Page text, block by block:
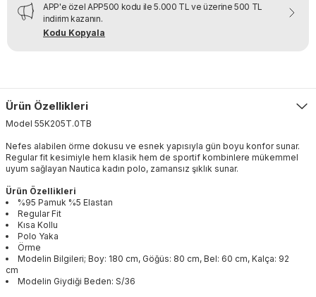
APP'e özel APP500 kodu ile 5.000 TL ve üzerine 500 TL
indirim kazanın.
Kodu Kopyala
Ürün Özellikleri
Model 55K205T.0TB
Nefes alabilen örme dokusu ve esnek yapısıyla gün boyu konfor sunar.
Regular fit kesimiyle hem klasik hem de sportif kombinlere mükemmel
uyum sağlayan Nautica kadın polo, zamansız şıklık sunar.
Ürün Özellikleri
%95 Pamuk %5 Elastan
Regular Fit
Kısa Kollu
Polo Yaka
Örme
Modelin Bilgileri; Boy: 180 cm, Göğüs: 80 cm, Bel: 60 cm, Kalça: 92
cm
Modelin Giydiği Beden: S/36